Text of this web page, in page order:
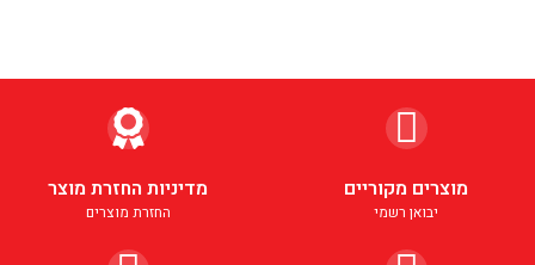
מוצרים מקוריים
יבואן רשמי
מדיניות החזרת מוצר
החזרת מוצרים